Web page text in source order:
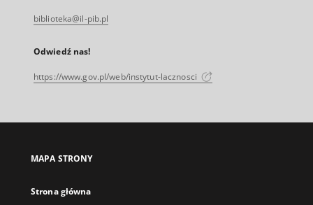
biblioteka@il-pib.pl
Odwiedź nas!
https://www.gov.pl/web/instytut-lacznosci
MAPA STRONY
Strona główna